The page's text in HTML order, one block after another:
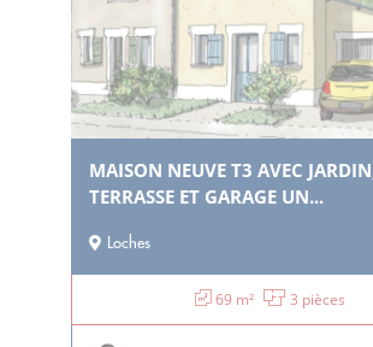
MAISON NEUVE T3 AVEC
TERRASSE ET GARAGE UN...
Loches
69 m² 3 pièces